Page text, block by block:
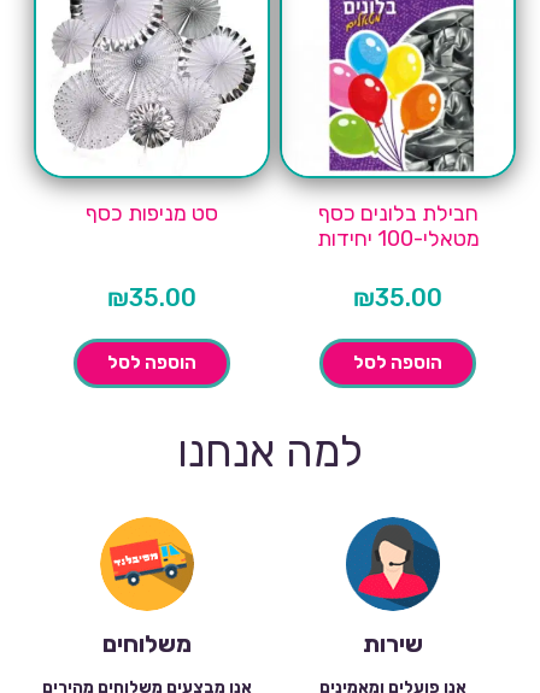
חבילת בלונים כסף
מטאלי-100 יחידות
₪35.00
הוספה לסל
סט מניפות כסף
₪35.00
הוספה לסל
למה אנחנו
שירות
אנו פועלים ומאמינים
משלוחים
אנו מבצעים משלוחים מהירים